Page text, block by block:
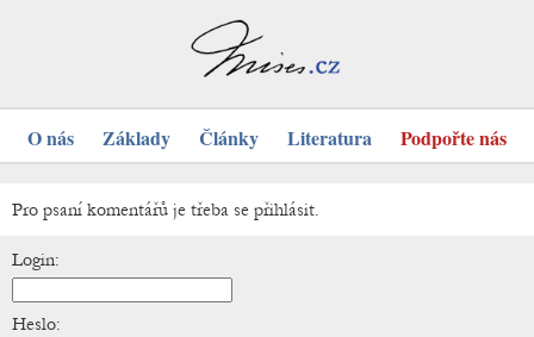
O nás Základy Články Literatura Podpořte nás
Pro psaní komentářů je třeba se přihlásit.
Login:
Heslo: